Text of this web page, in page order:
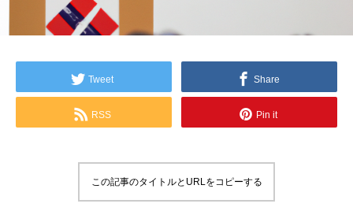
Tweet Share
RSS Pin it
この記事のタイトルとURLをコピーする